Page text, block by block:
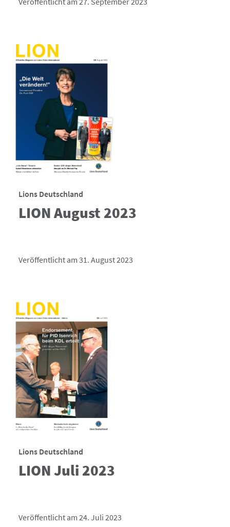
Lions Deutschland
LION August 2023
Veröffentlicht am 31. August 2023
Lions Deutschland
LION Juli 2023
Veröffentlicht am 24. Juli 2023